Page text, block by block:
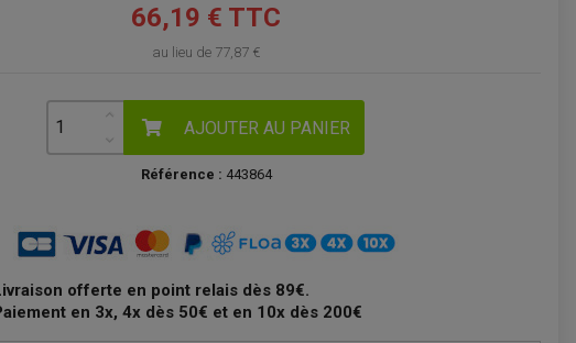
66,19 € TTC
au lieu de 77,87 €
AJOUTER AU PANIER
Référence : 443864
offerte en point relais dès 89€.
en 3x, 4x dès 50€ et en 10x dès 200€